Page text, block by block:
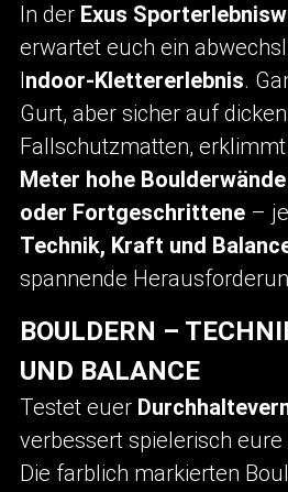
In derExus
erwartet euch ein
Indoor-Klettererlebnis.
Gurt, aber sicher auf dicken
Fallschutzmatten,
Meter hohe Boulderwände
oder Fortgeschrittene–
Technik, Kraft und
spannende
BOULDERN –
UND BALANCE
Testet euer
verbessert spielerisch eure
Die farblich markierten